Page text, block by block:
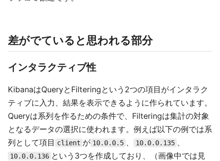
差がでていると思われる部分
インタラクティブ性
KibanaはQueryとFilteringという2つの項目がインタラク
ティブに入力、結果を表示できるように作られています。
Queryは系列を作るための条件で、Filteringは集計の対象
となるデータの選択に使われます。例えば以下の例では系
列として項目 client が 10.0.0.5 、 10.0.0.135 、
10.0.0.136 という3つを作成しており、（画像中では見